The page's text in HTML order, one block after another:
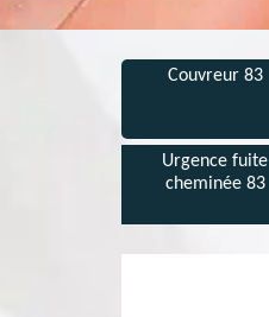
Couvreur 83
Urgence fuite
cheminée 83